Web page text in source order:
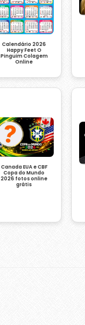
Calendário 2026
Happy Feet O
Pinguim Colagem
Online
Canada EUA e CBF
Copa do Mundo
2026 fotos online
grátis